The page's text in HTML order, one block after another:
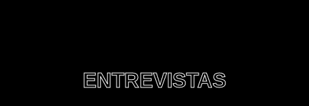
ENTREVISTAS